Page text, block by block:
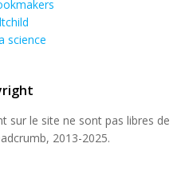
science
sur le site ne sont pas libres de
2013-2025.